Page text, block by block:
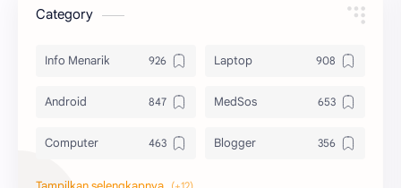
Category
Info Menarik Laptop
Android MedSos
Computer Blogger
Komputer